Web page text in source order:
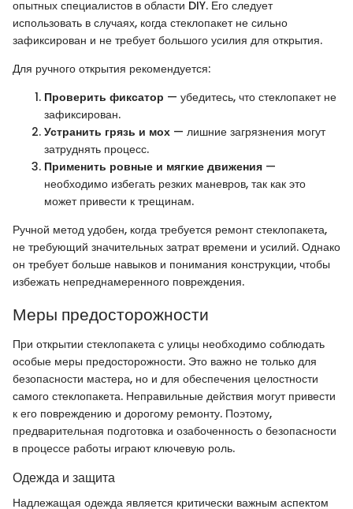
опытных специалистов в области DIY. Его следует
использовать в случаях, когда стеклопакет не сильно
зафиксирован и не требует большого усилия для открытия.
Для ручного открытия рекомендуется:
Проверить фиксатор — убедитесь, что стеклопакет не
зафиксирован.
Устранить грязь и мох — лишние загрязнения могут
затруднять процесс.
Применить ровные и мягкие движения —
необходимо избегать резких маневров, так как это
может привести к трещинам.
Ручной метод удобен, когда требуется ремонт стеклопакета,
не требующий значительных затрат времени и усилий. Однако
он требует больше навыков и понимания конструкции, чтобы
избежать непреднамеренного повреждения.
Меры предосторожности
При открытии стеклопакета с улицы необходимо соблюдать
особые меры предосторожности. Это важно не только для
безопасности мастера, но и для обеспечения целостности
самого стеклопакета. Неправильные действия могут привести
к его повреждению и дорогому ремонту. Поэтому,
предварительная подготовка и озабоченность о безопасности
в процессе работы играют ключевую роль.
Одежда и защита
Надлежащая одежда является критически важным аспектом